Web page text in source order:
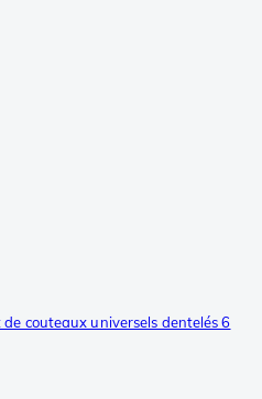
couteaux universels dentelés 6